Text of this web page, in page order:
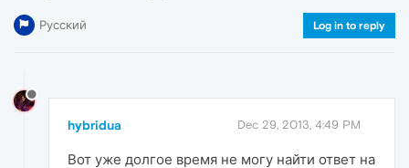
Русский Log in to reply
hybridua Dec 29, 2013, 4:49 PM
Вот уже долгое время не могу найти ответ на